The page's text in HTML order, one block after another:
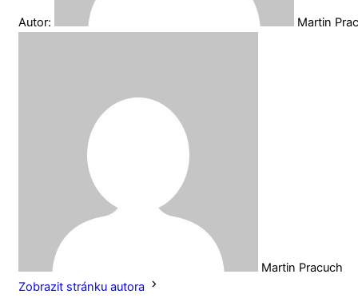
Autor: Martin
Martin Pracuch
Zobrazit stránku autora